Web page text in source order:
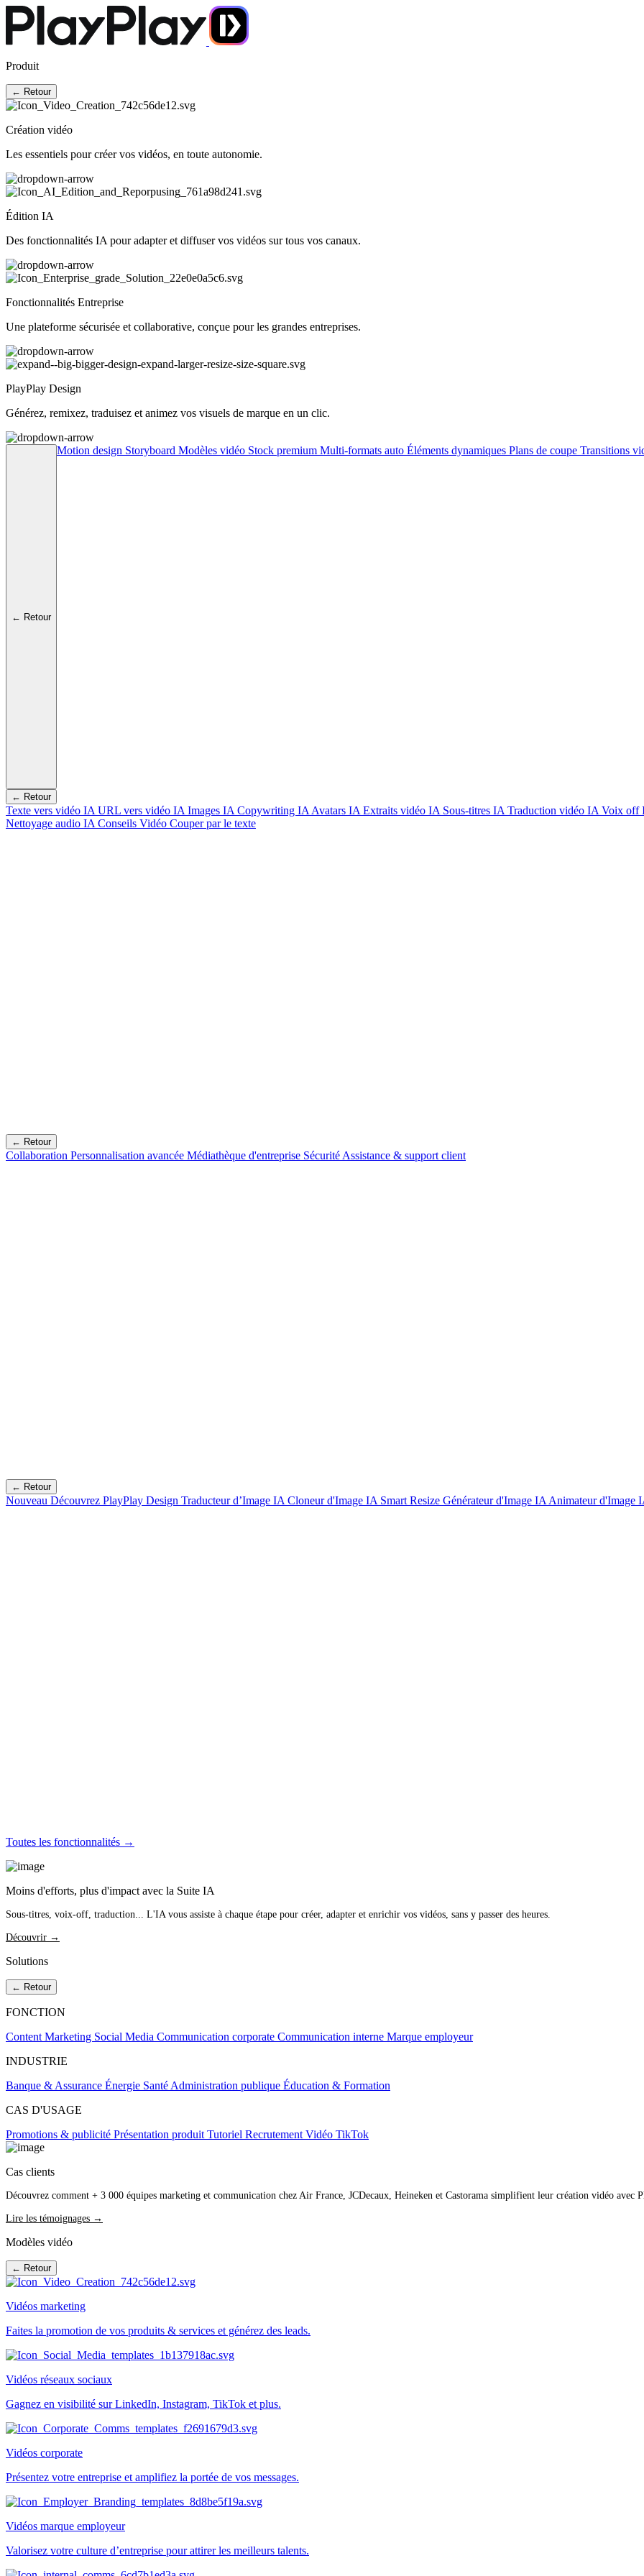
Produit
← Retour
Création vidéo
Les essentiels pour créer vos vidéos, en toute autonomie.
Édition IA
Des fonctionnalités IA pour adapter et diffuser vos vidéos sur tous vos canaux.
Fonctionnalités Entreprise
Une plateforme sécurisée et collaborative, conçue pour les grandes entreprises.
PlayPlay Design
Générez, remixez, traduisez et animez vos visuels de marque en un clic.
← Retour
Motion design Storyboard Modèles vidéo Stock premium Multi-formats auto Éléments dynamiques Plans de coupe Transitions
← Retour
Texte vers vidéo IA URL vers vidéo IA Images IA Copywriting IA Avatars IA Extraits vidéo IA Sous-titres IA Traduction vidéo IA Voix off
Nettoyage audio IA Conseils Vidéo Couper par le texte
← Retour
Collaboration Personnalisation avancée Médiathèque d'entreprise Sécurité Assistance & support client
← Retour
Nouveau Découvrez PlayPlay Design Traducteur d’Image IA Cloneur d'Image IA Smart Resize Générateur d'Image IA Animateur d'Image
Toutes les fonctionnalités →
Moins d'efforts, plus d'impact avec la Suite IA
Sous-titres, voix-off, traduction... L'IA vous assiste à chaque étape pour créer, adapter et enrichir vos vidéos, sans y passer des heures.
Découvrir →
Solutions
← Retour
FONCTION
Content Marketing Social Media Communication corporate Communication interne Marque employeur
INDUSTRIE
Banque & Assurance Énergie Santé Administration publique Éducation & Formation
CAS D'USAGE
Promotions & publicité Présentation produit Tutoriel Recrutement Vidéo TikTok
Cas clients
Découvrez comment + 3 000 équipes marketing et communication chez Air France, JCDecaux, Heineken et Castorama simplifient leur création vidéo avec
Lire les témoignages →
Modèles vidéo
← Retour
Vidéos marketing
Faites la promotion de vos produits & services et générez des leads.
Vidéos réseaux sociaux
Gagnez en visibilité sur LinkedIn, Instagram, TikTok et plus.
Vidéos corporate
Présentez votre entreprise et amplifiez la portée de vos messages.
Vidéos marque employeur
Valorisez votre culture d’entreprise pour attirer les meilleurs talents.